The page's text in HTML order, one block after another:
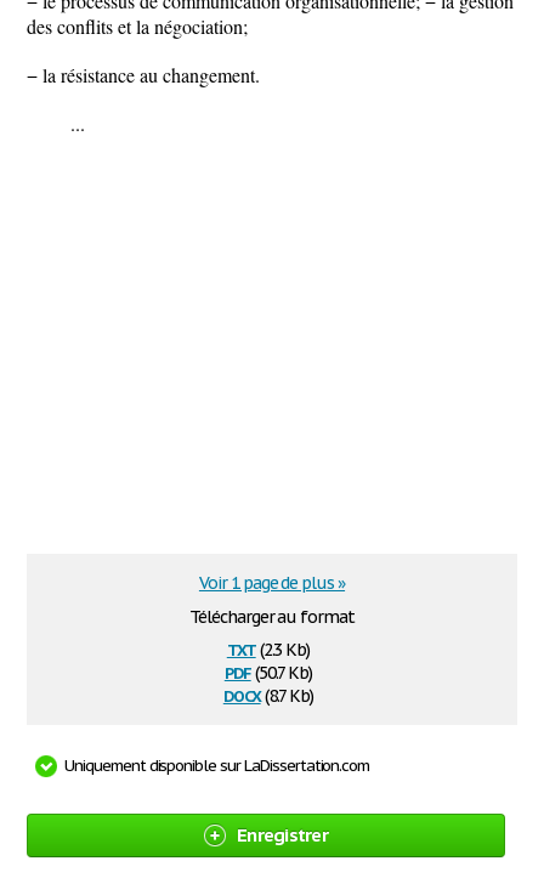
des conflits et la négociation;
− la résistance au changement.
...
Télécharger au format
txt(2.3 Kb)
pdf(50.7 Kb)
docx(8.7 Kb)
Voir 1 page de plus »
Uniquement disponible sur LaDissertation.com
Enregistrer